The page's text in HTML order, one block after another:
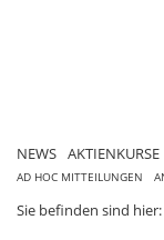
NEWS AKTIENKURSE
AD HOC MITTEILUNGEN
Sie befinden sind hier: